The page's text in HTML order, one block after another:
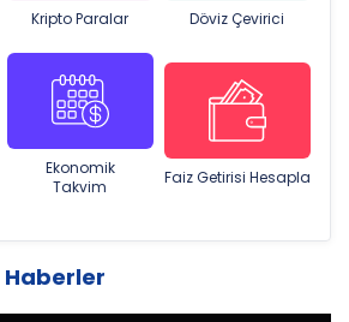
Kripto Paralar Döviz Çevirici
Ekonomik
Takvim
Faiz Getirisi Hesapla
Haberler